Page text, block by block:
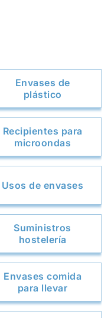
Envases de
plástico
Recipientes para
microondas
Usos de envases
Suministros
hostelería
Envases comida
para llevar